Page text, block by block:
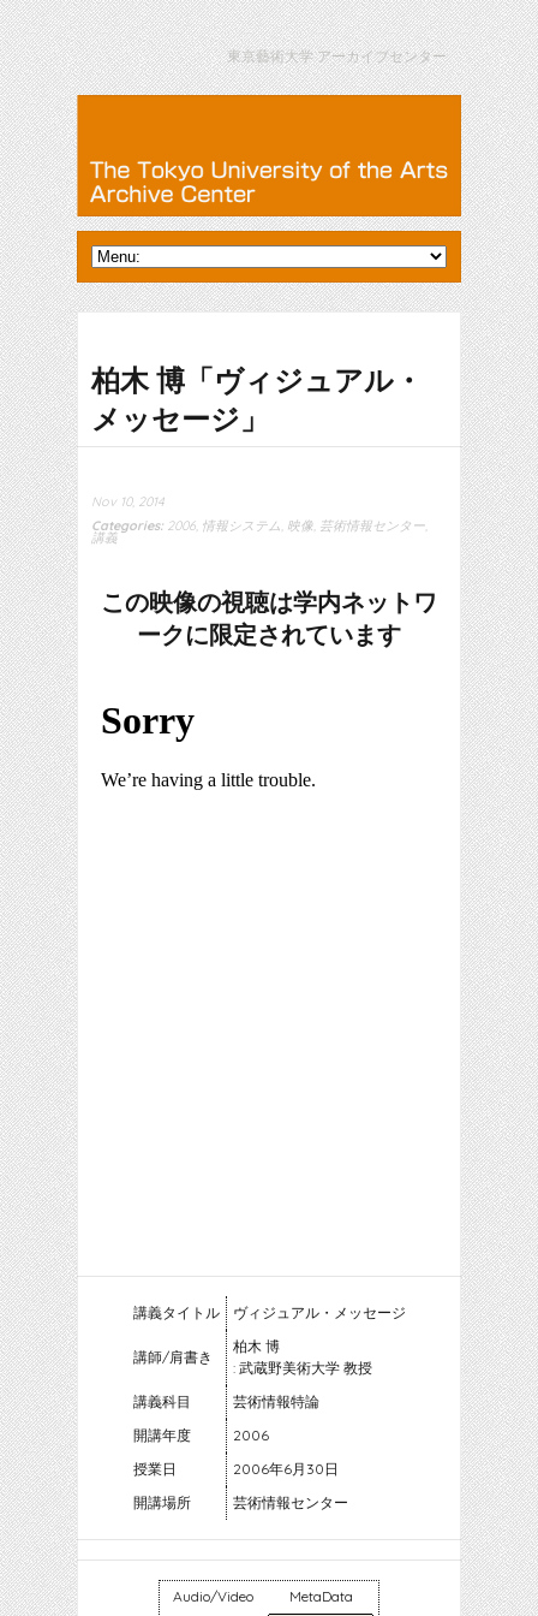
東京藝術大学 アーカイブセンター
柏木 博「ヴィジュアル・
メッセージ」
Nov 10, 2014
Categories: 2006 情報システム 映像 芸術情報センター
講義
この映像の視聴は学内ネットワ
ークに限定されています
講義タイトル ヴィジュアル・メッセージ
講師/肩書き
柏木 博
: 武蔵野美術大学 教授
講義科目
芸術情報特論
開講年度
2006
授業日
2006年6月30日
開講場所
芸術情報センター
Audio/Video MetaData